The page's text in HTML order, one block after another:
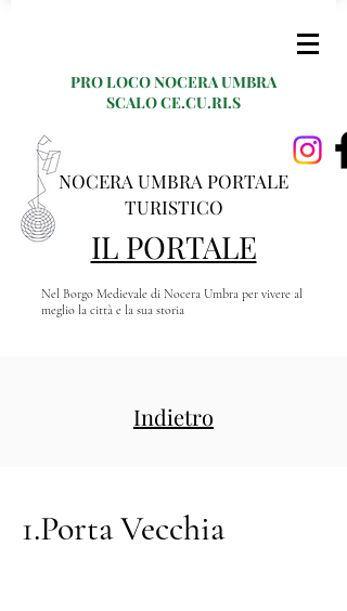
PRO LOCO NOCERA UMBRA
SCALO CE.CU.RI.S
NOCERA UMBRA PORTALE
TURISTICO
IL PORTALE
Nel Borgo Medievale di Nocera Umbra per vivere al
meglio la città e la sua storia
Indietro
1.Porta Vecchia